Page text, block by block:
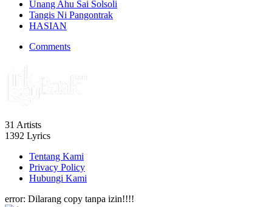
Unang Ahu Sai Solsoli
Tangis Ni Pangontrak
HASIAN
Comments
31 Artists
1392 Lyrics
Tentang Kami
Privacy Policy
Hubungi Kami
error: Dilarang copy tanpa izin!!!!